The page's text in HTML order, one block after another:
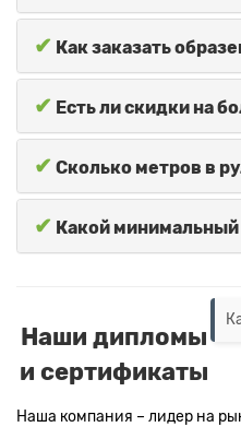
✔ Как заказать
✔ Есть ли скидки на
✔ Сколько метров в
✔ Какой минимальный
Наши дипломы
и сертификаты
Наша компания – лидер на